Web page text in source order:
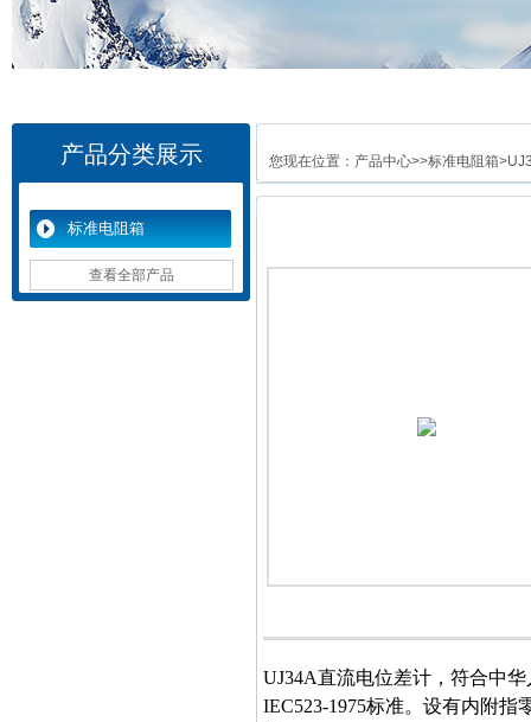
产品分类展示
标准电阻箱
查看全部产品
您现在位置： 产品中心>>标准电阻箱
UJ34A直流电位差计 ，符合中
IEC523-1975标准。设有内附